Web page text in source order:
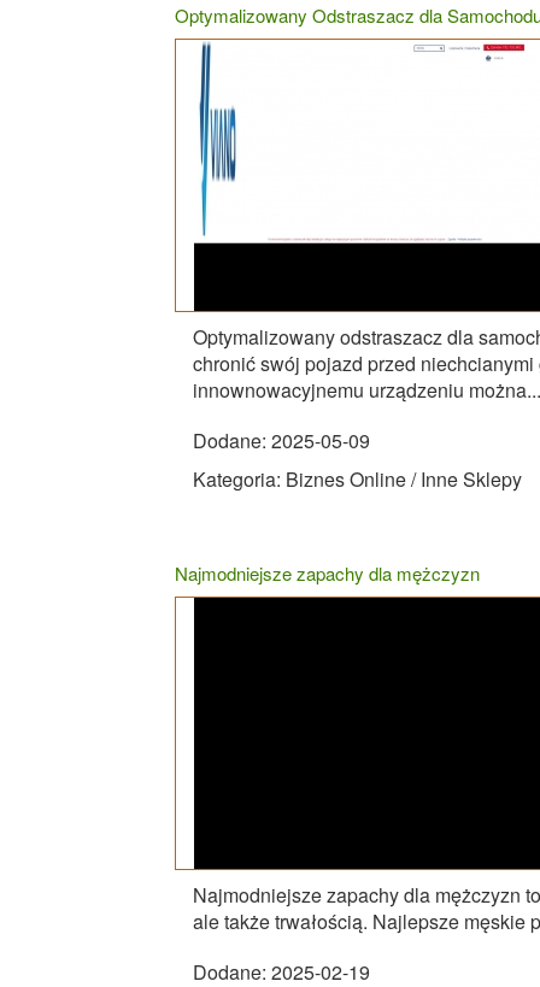
Optymalizowany Odstraszacz dla
Optymalizowany odstraszacz dla
chronić swój pojazd przed
innownowacyjnemu urządzeniu można...
Dodane: 2025-05-09
Kategoria: Biznes Online / Inne Sklepy
Najmodniejsze zapachy dla mężczyzn
Najmodniejsze zapachy dla mężczyzn
ale także trwałością. Najlepsze męskie
Dodane: 2025-02-19